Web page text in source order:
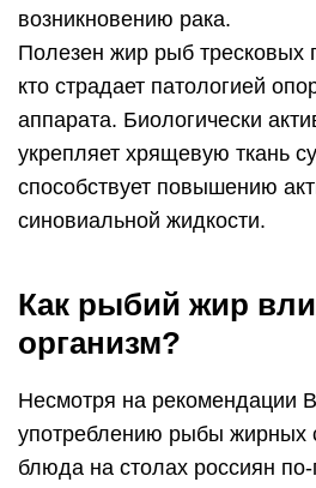
возникновению рака.
Полезен жир рыб тресковых
кто страдает патологией
аппарата. Биологически
укрепляет хрящевую ткань
способствует повышению
синовиальной жидкости.
Как рыбий жир
организм?
Несмотря на рекомендации
употреблению рыбы жирных
блюда на столах россиян